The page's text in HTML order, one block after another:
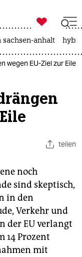

taz zahl ich
anhalt
wegen EU-Ziel zur Eile
teilen
noch
sind skeptisch,
in den
Verkehr und
der EU verlangt
14 Prozent
mit